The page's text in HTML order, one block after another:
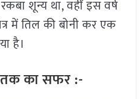
शून्य था, वहीं इस वर्ष
में तिल की बोनी कर एक
है।
का सफर :-